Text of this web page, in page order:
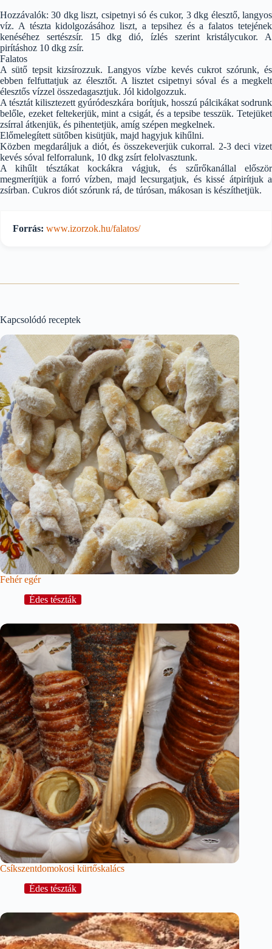
Hozzávalók: 30 dkg liszt, csipetnyi só és cukor, 3 dkg élesztő, langyos
víz. A tészta kidolgozásához liszt, a tepsihez és a falatos tetejének
kenéséhez sertészsír. 15 dkg dió, ízlés szerint kristálycukor. A
pirításhoz 10 dkg zsír.
Falatos
A sütő tepsit kizsírozzuk. Langyos vízbe kevés cukrot szórunk, és
ebben felfuttatjuk az élesztőt. A lisztet csipetnyi sóval és a megkelt
élesztős vízzel összedagasztjuk. Jól kidolgozzuk.
A tésztát kilisztezett gyúródeszkára borítjuk, hosszú pálcikákat sodrunk
belőle, ezeket feltekerjük, mint a csigát, és a tepsibe tesszük. Tetejüket
zsírral átkenjük, és pihentetjük, amíg szépen megkelnek.
Előmelegített sütőben kisütjük, majd hagyjuk kihűlni.
Közben megdaráljuk a diót, és összekeverjük cukorral. 2-3 deci vizet
kevés sóval felforralunk, 10 dkg zsírt felolvasztunk.
A kihűlt tésztákat kockákra vágjuk, és szűrőkanállal először
megmerítjük a forró vízben, majd lecsurgatjuk, és kissé átpirítjuk a
zsírban. Cukros diót szórunk rá, de túrósan, mákosan is készíthetjük.
Forrás: www.izorzok.hu/falatos/
Kapcsolódó receptek
Fehér egér
Édes tészták
Csíkszentdomokosi kürtőskalács
Édes tészták